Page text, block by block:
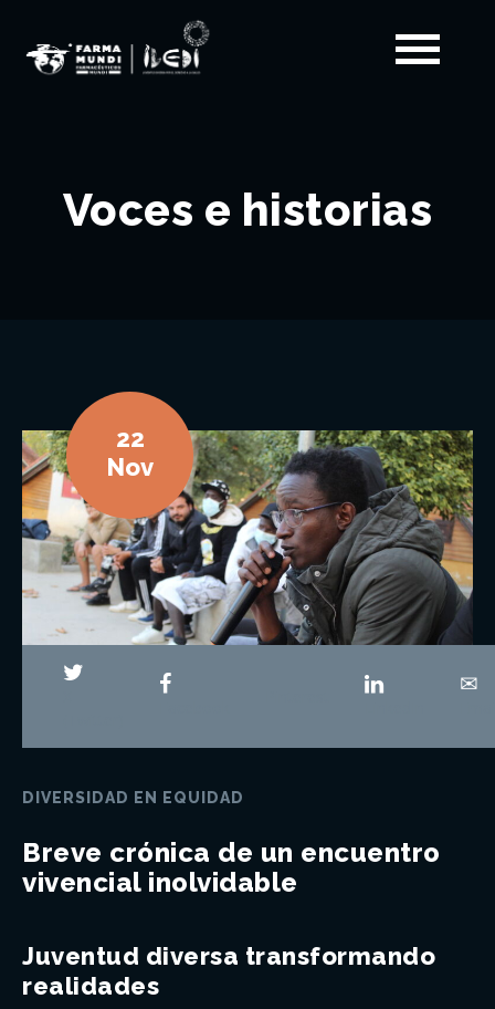
Voces e historias
22
Nov
DIVERSIDAD EN EQUIDAD
Breve crónica de un encuentro
vivencial inolvidable
Juventud diversa transformando
realidades